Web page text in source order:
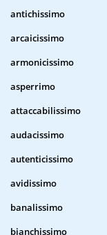
antichissimo
arcaicissimo
armonicissimo
asperrimo
attaccabilissimo
audacissimo
autenticissimo
avidissimo
banalissimo
bianchissimo